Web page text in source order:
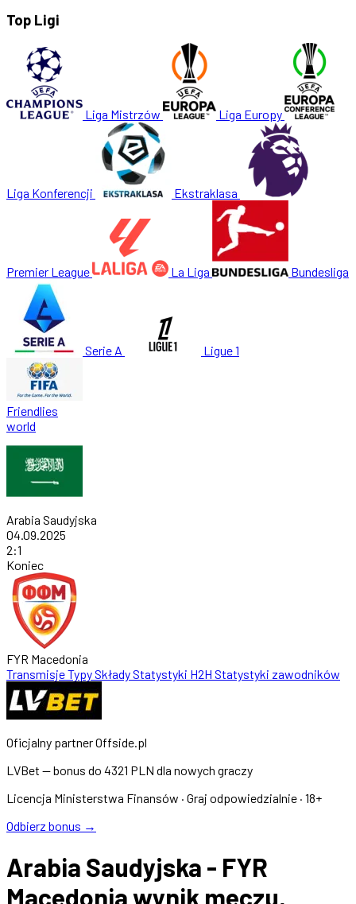
Top Ligi
Liga Mistrzów Liga Europy
Liga Konferencji Ekstraklasa
Premier League La Liga Bundesliga
Serie A Ligue 1
Friendlies
world
Arabia Saudyjska
04.09.2025
2:1
Koniec
FYR Macedonia
TransmisjeTypySkładyStatystyki H2H Statystyki zawodników
Oficjalny partner Offside.pl
LVBet — bonus do 4321 PLN dla nowych graczy
Licencja Ministerstwa Finansów · Graj odpowiedzialnie · 18+
Odbierz bonus →
Arabia Saudyjska - FYR
Macedonia wynik meczu,